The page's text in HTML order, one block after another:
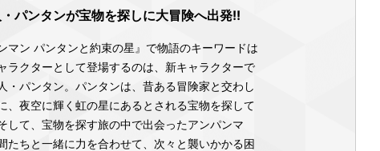
パンタンが宝物を探しに大冒険へ出発!!
マン パンタンと約束の星』で物語のキーワードは
ラクターとして登場するのは、新キャラクターで
・パンタン。パンタンは、昔ある冒険家と交わし
、夜空に輝く虹の星にあるとされる宝物を探して
して、宝物を探す旅の中で出会ったアンパンマ
たちと一緒に力を合わせて、次々と襲いかかる困